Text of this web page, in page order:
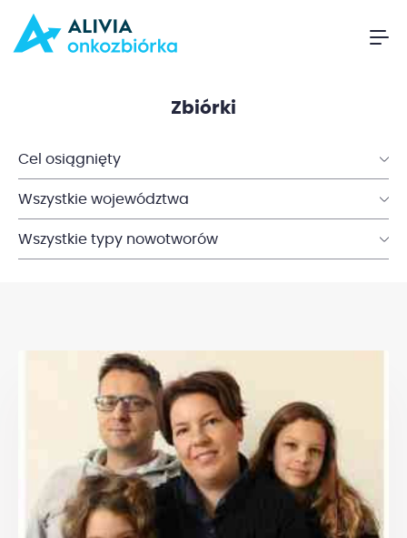
Zbiórki
Cel osiągnięty
Wszystkie województwa
Wszystkie typy nowotworów